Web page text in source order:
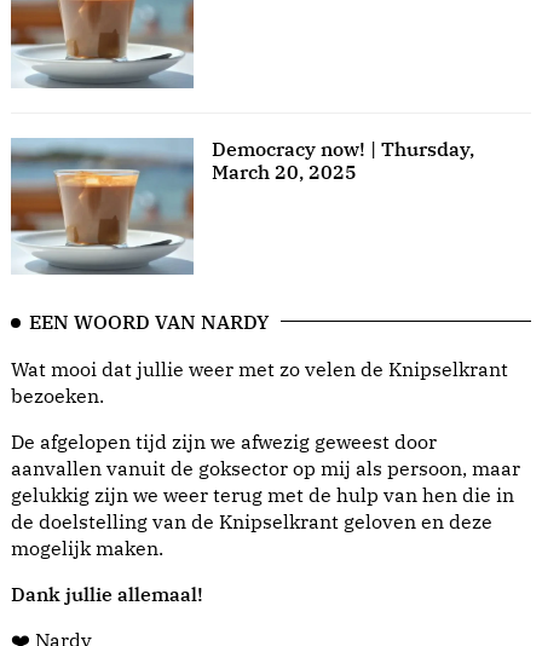
Democracy now! | Thursday,
March 20, 2025
EEN WOORD VAN NARDY
Wat mooi dat jullie weer met zo velen de Knipselkrant
bezoeken.
De afgelopen tijd zijn we afwezig geweest door
aanvallen vanuit de goksector op mij als persoon, maar
gelukkig zijn we weer terug met de hulp van hen die in
de doelstelling van de Knipselkrant geloven en deze
mogelijk maken.
Dank jullie allemaal!
❤️ Nardy